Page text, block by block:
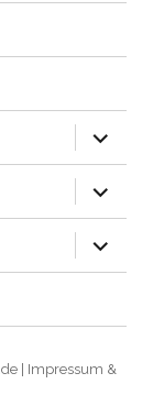
öffnen
öffnen
öffnen
| Impressum &